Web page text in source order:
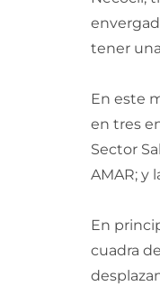
tener
En este
en tres
Sector
AMAR; y
En
cuadra